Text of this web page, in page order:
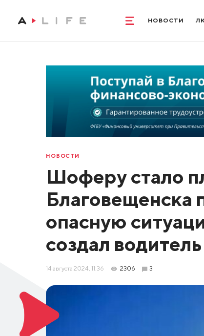
НОВОСТИ
НОВОСТИ
Шоферу стало
Благовещенска
опасную
создал
14 августа 2024, 11:36 2306 3